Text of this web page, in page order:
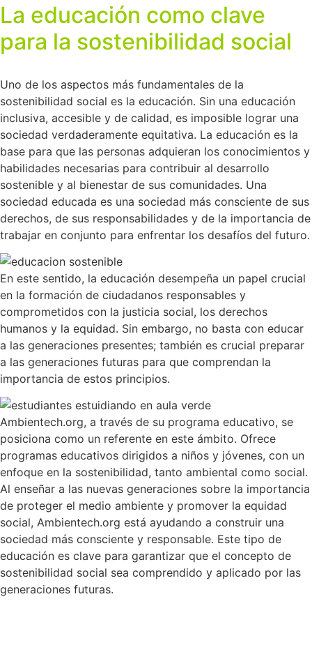
La educación como clave
para la sostenibilidad social
Uno de los aspectos más fundamentales de la
sostenibilidad social es la educación. Sin una educación
inclusiva, accesible y de calidad, es imposible lograr una
sociedad verdaderamente equitativa. La educación es la
base para que las personas adquieran los conocimientos y
habilidades necesarias para contribuir al desarrollo
sostenible y al bienestar de sus comunidades. Una
sociedad educada es una sociedad más consciente de sus
derechos, de sus responsabilidades y de la importancia de
trabajar en conjunto para enfrentar los desafíos del futuro.
En este sentido, la educación desempeña un papel crucial
en la formación de ciudadanos responsables y
comprometidos con la justicia social, los derechos
humanos y la equidad. Sin embargo, no basta con educar
a las generaciones presentes; también es crucial preparar
a las generaciones futuras para que comprendan la
importancia de estos principios.
Ambientech.org, a través de su programa educativo, se
posiciona como un referente en este ámbito. Ofrece
programas educativos dirigidos a niños y jóvenes, con un
enfoque en la sostenibilidad, tanto ambiental como social.
Al enseñar a las nuevas generaciones sobre la importancia
de proteger el medio ambiente y promover la equidad
social, Ambientech.org está ayudando a construir una
sociedad más consciente y responsable. Este tipo de
educación es clave para garantizar que el concepto de
sostenibilidad social sea comprendido y aplicado por las
generaciones futuras.